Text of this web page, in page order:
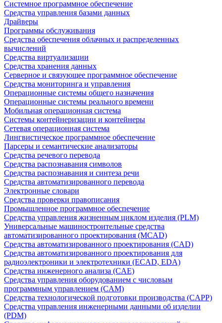
Системное программное обеспечение
Средства управления базами данных
Драйверы
Программы обслуживания
Средства обеспечения облачных и распределенных
вычислений
Средства виртуализации
Средства хранения данных
Серверное и связующее программное обеспечение
Средства мониторинга и управления
Операционные системы общего назначения
Операционные системы реального времени
Мобильная операционная система
Системы контейнеризации и контейнеры
Сетевая операционная система
Лингвистическое программное обеспечение
Парсеры и семантические анализаторы
Средства речевого перевода
Средства распознавания символов
Средства распознавания и синтеза речи
Средства автоматизированного перевода
Электронные словари
Средства проверки правописания
Промышленное программное обеспечение
Средства управления жизненным циклом изделия (PLM)
Универсальные машиностроительные средства
автоматизированного проектирования (MCAD)
Средства автоматизированного проектирования (CAD)
Средства автоматизированного проектирования для
радиоэлектроники и электротехники (ECAD, EDA)
Средства инженерного анализа (CAE)
Средства управления оборудованием с числовым
программным управлением (CAM)
Средства технологической подготовки производства (CAPP)
Средства управления инженерными данными об изделии
(PDM)